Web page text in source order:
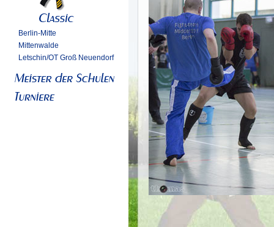
Berlin-Mitte
Mittenwalde
Letschin/OT Groß Neuendorf